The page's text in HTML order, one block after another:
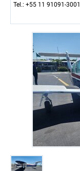
Tel.: +55 11 91091-3001